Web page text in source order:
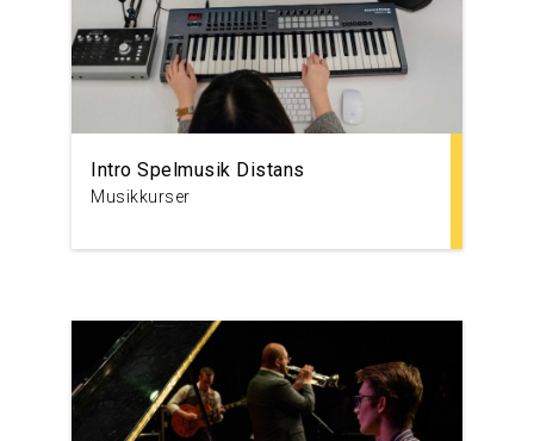
Intro Spelmusik Distans
Musikkurser